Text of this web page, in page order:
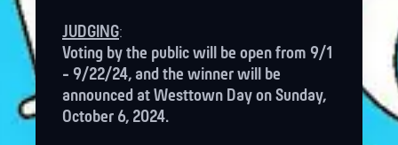
JUDGING:
Voting by the public will be open from 9/1
- 9/22/24, and the winner will be
announced at Westtown Day on Sunday,
October 6, 2024.